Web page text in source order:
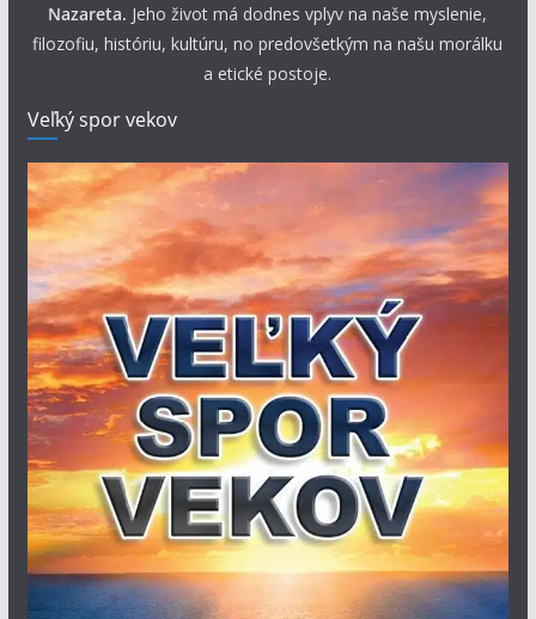
Nazareta. Jeho život má dodnes vplyv na naše myslenie,
filozofiu, históriu, kultúru, no predovšetkým na našu morálku
a etické postoje.
Veľký spor vekov